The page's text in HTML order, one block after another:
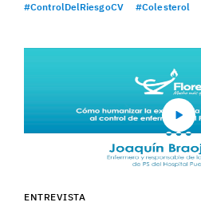
#ControlDelRiesgoCV
#Colesterol
ENTREVISTA